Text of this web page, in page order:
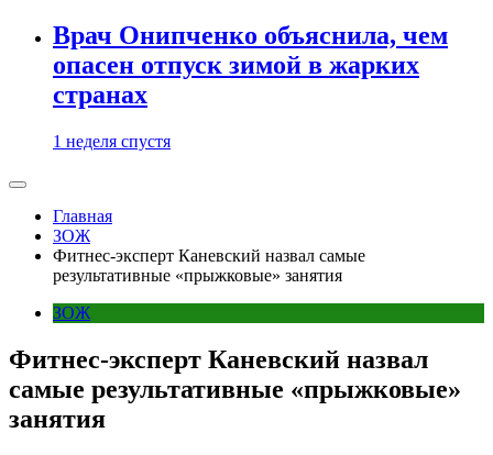
Врач Онипченко объяснила, чем
опасен отпуск зимой в жарких
странах
1 неделя спустя
Главная
ЗОЖ
Фитнес-эксперт Каневский назвал самые
результативные «прыжковые» занятия
ЗОЖ
Фитнес-эксперт Каневский назвал
самые результативные «прыжковые»
занятия